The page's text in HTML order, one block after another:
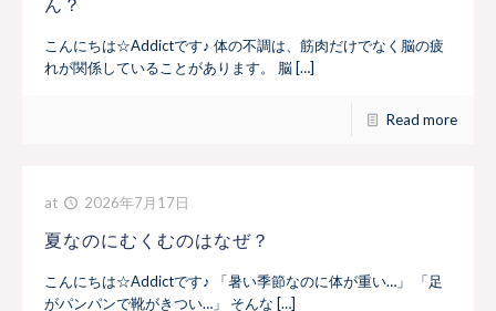
こんにちは☆Addictです♪ 体の不調は、筋肉だけでなく脳の疲
れが関係していることがあります。 脳 […]
Read more
at 2026年7月17日
夏なのにむくむのはなぜ？
こんにちは☆Addictです♪ 「暑い季節なのに体が重い…」 「足
がパンパンで靴がきつい…」 そんな […]